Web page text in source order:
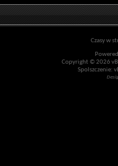
Czasy w
Copyright © 2026
Spolszczenie: